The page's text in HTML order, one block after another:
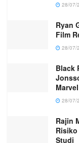
28/07/
Ryan
Film
28/07/
Black
Marvel
28/07/
Rajin
Studi